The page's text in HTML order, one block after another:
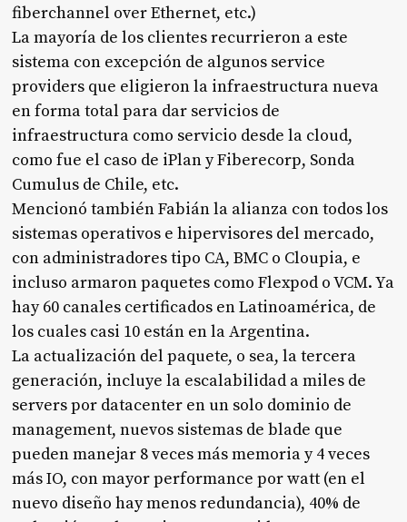
fiberchannel over Ethernet, etc.)
La mayoría de los clientes recurrieron a este
sistema con excepción de algunos service
providers que eligieron la infraestructura nueva
en forma total para dar servicios de
infraestructura como servicio desde la cloud,
como fue el caso de iPlan y Fiberecorp, Sonda
Cumulus de Chile, etc.
Mencionó también Fabián la alianza con todos los
sistemas operativos e hipervisores del mercado,
con administradores tipo CA, BMC o Cloupia, e
incluso armaron paquetes como Flexpod o VCM. Ya
hay 60 canales certificados en Latinoamérica, de
los cuales casi 10 están en la Argentina.
La actualización del paquete, o sea, la tercera
generación, incluye la escalabilidad a miles de
servers por datacenter en un solo dominio de
management, nuevos sistemas de blade que
pueden manejar 8 veces más memoria y 4 veces
más IO, con mayor performance por watt (en el
nuevo diseño hay menos redundancia), 40% de